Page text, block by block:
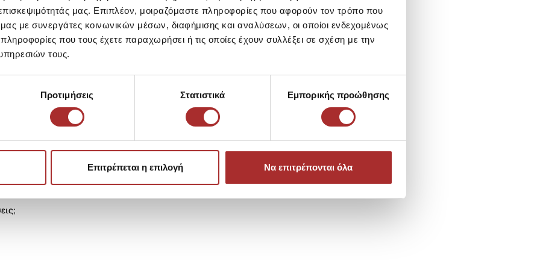
μας. Επιπλέον, μοιραζόμαστε πληροφορίες που αφορούν τον τρόπο που
μας με συνεργάτες κοινωνικών μέσων, διαφήμισης και αναλύσεων, οι οποίοι ενδεχομένως
που τους έχετε παραχωρήσει ή τις οποίες έχουν συλλέξει σε σχέση με την
τους.
Προτιμήσεις Στατιστικά Εμπορικής προώθησης
Επιτρέπεται η επιλογή Να επιτρέπονται όλα